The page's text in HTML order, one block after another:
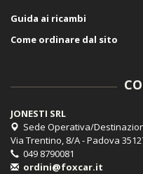
Guida ai ricambi
Come ordinare dal sito
JONESTI SRL
Sede Operativa/
Via Trentino, 8/A - Padova
049 8790081
ordini@foxcar.it